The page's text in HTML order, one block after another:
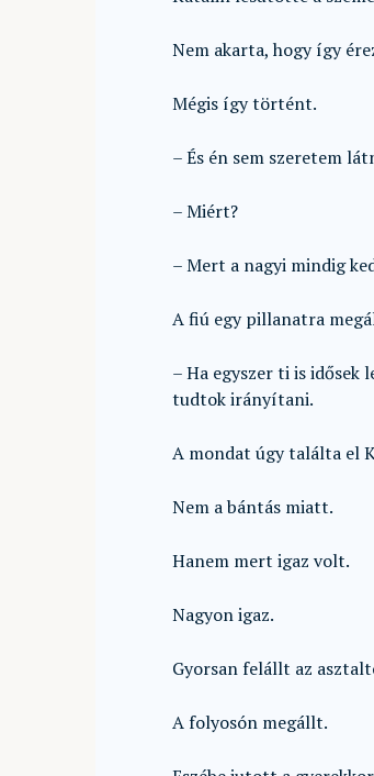
Nem akarta, hogy így
Mégis így történt.
– És én sem szeretem
– Miért?
– Mert a nagyi mindig
A fiú egy pillanatra
– Ha egyszer ti is
tudtok irányítani.
A mondat úgy találta el
Nem a bántás miatt.
Hanem mert igaz volt.
Nagyon igaz.
Gyorsan felállt az
A folyosón megállt.